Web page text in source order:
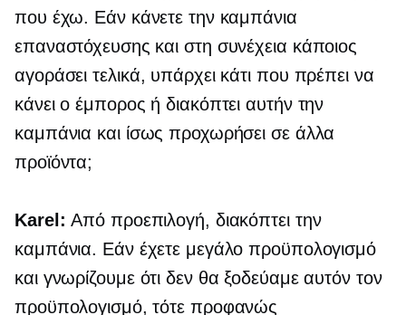
που έχω. Εάν κάνετε την καμπάνια
επαναστόχευσης και στη συνέχεια κάποιος
αγοράσει τελικά, υπάρχει κάτι που πρέπει να
κάνει ο έμπορος ή διακόπτει αυτήν την
καμπάνια και ίσως προχωρήσει σε άλλα
προϊόντα;
Karel: Από προεπιλογή, διακόπτει την
καμπάνια. Εάν έχετε μεγάλο προϋπολογισμό
και γνωρίζουμε ότι δεν θα ξοδεύαμε αυτόν τον
προϋπολογισμό, τότε προφανώς